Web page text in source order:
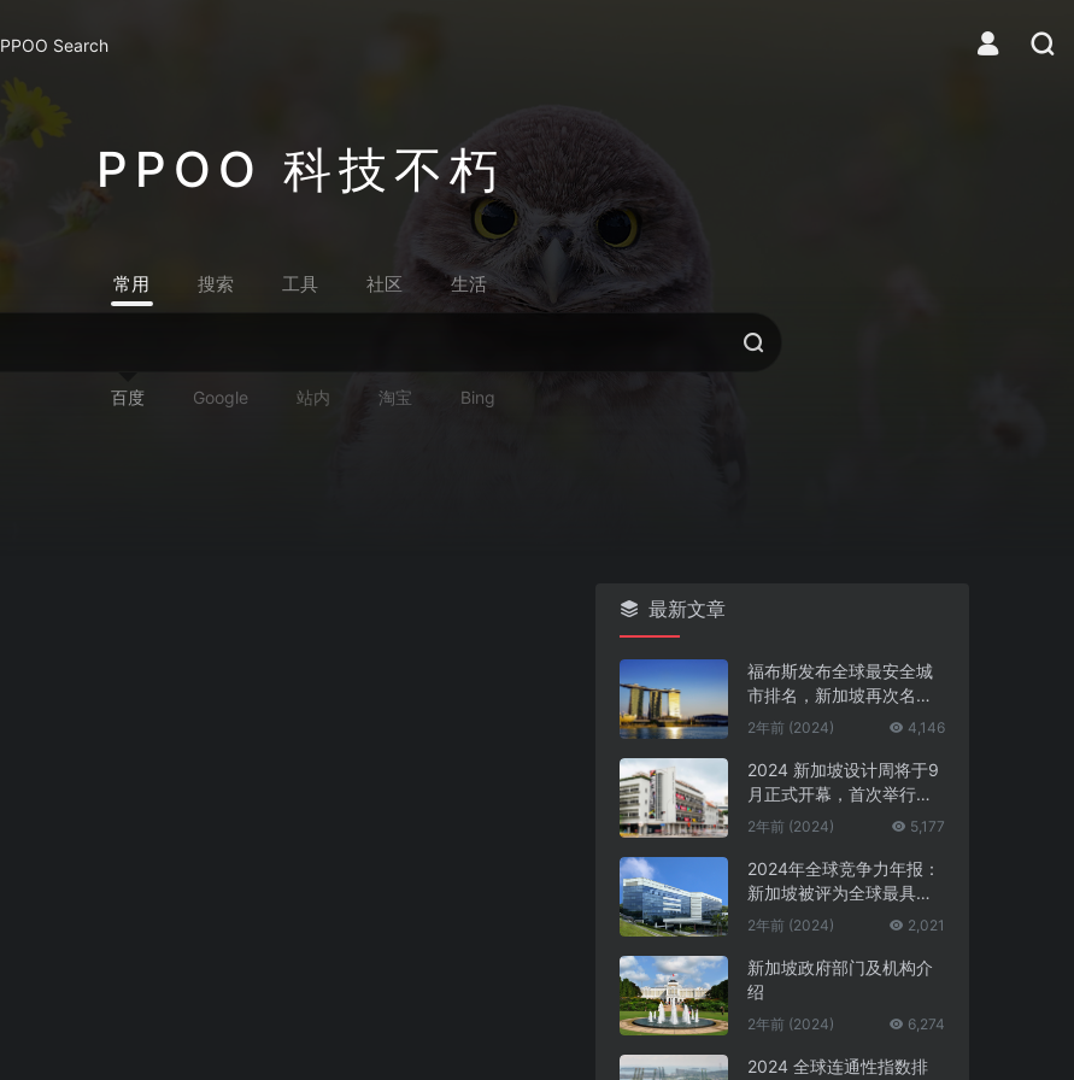
PPOO Search
PPOO 科技不朽
常用 搜索 工具 社区 生活
百度 Google 站内 淘宝 Bing
最新文章
福布斯发布全球最安全城
市排名，新加坡再次名列
第一
2年前 (2024) 4,146
2024 新加坡设计周将于9
月正式开幕，首次举行中
新设计对话
2年前 (2024) 5,177
2024年全球竞争力年报：
新加坡被评为全球最具竞
争力的国家第一名
2年前 (2024) 2,021
新加坡政府部门及机构介
绍
2年前 (2024) 6,274
2024 全球连通性指数排